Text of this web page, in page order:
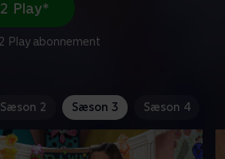
Play*
Play abonnement
Sæson 2 Sæson 3 Sæson 4